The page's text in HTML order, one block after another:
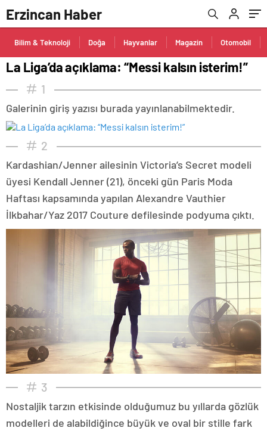
Erzincan Haber
Bilim & Teknoloji Doğa Hayvanlar Magazin Otomobil
La Liga’da açıklama: “Messi kalsın isterim!”
1
Galerinin giriş yazısı burada yayınlanabilmektedir.
2
Kardashian/Jenner ailesinin Victoria’s Secret modeli
üyesi Kendall Jenner (21), önceki gün Paris Moda
Haftası kapsamında yapılan Alexandre Vauthier
İlkbahar/Yaz 2017 Couture defilesinde podyuma çıktı.
3
Nostaljik tarzın etkisinde olduğumuz bu yıllarda gözlük
modelleri de alabildiğince büyük ve oval bir stille fark